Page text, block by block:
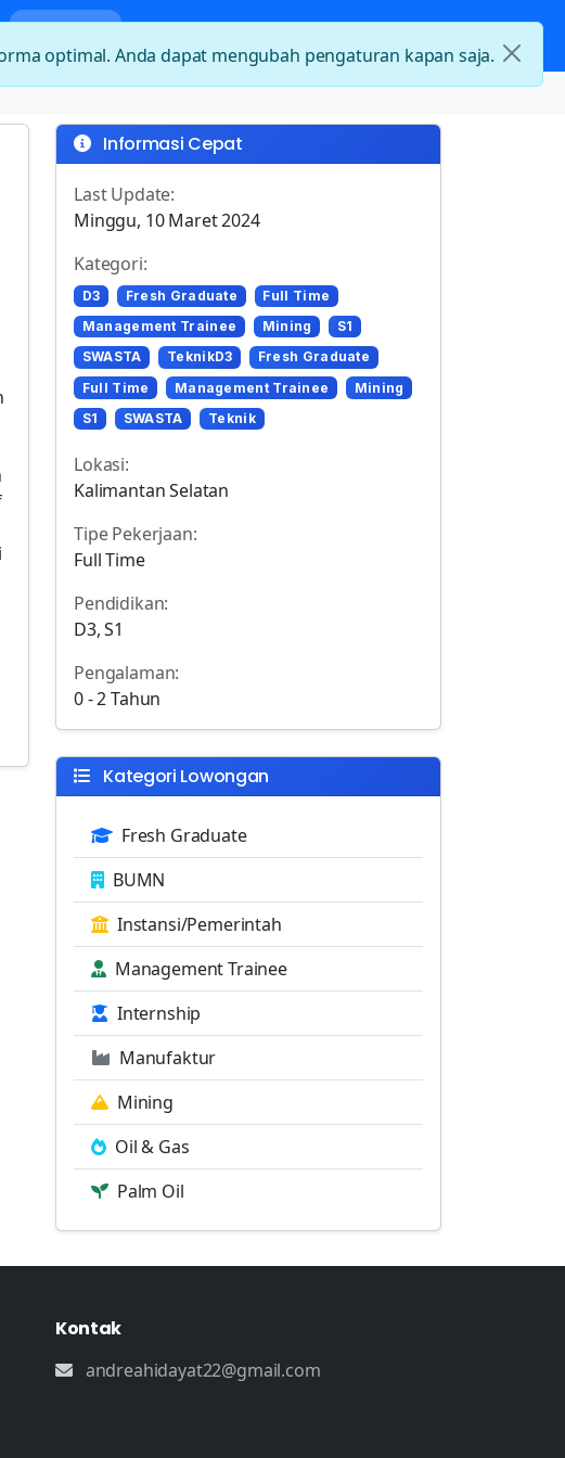
Informasi Cepat
Last Update:
Minggu, 10 Maret 2024
Kategori:
D3 Fresh Graduate
Full Time
Management Trainee
Mining
S1
SWASTA
TeknikD3
Fresh Graduate
Full Time
Management Trainee
Mining
S1
SWASTA Teknik
Lokasi:
Kalimantan Selatan
Tipe Pekerjaan:
Full Time
Pendidikan:
D3, S1
Pengalaman:
0 - 2 Tahun
Kategori Lowongan
Fresh Graduate
BUMN
Instansi/Pemerintah
Management Trainee
Internship
Manufaktur
Mining
Oil & Gas
Palm Oil
Kontak
andreahidayat22@gmail.com
optimal. Anda dapat mengubah pengaturan kapan saja.